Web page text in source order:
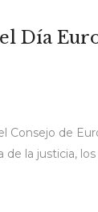
Día
de
la justicia,